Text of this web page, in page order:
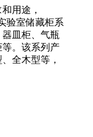
用途，
验室储藏柜系
皿柜、气瓶
。该系列产
全木型等，